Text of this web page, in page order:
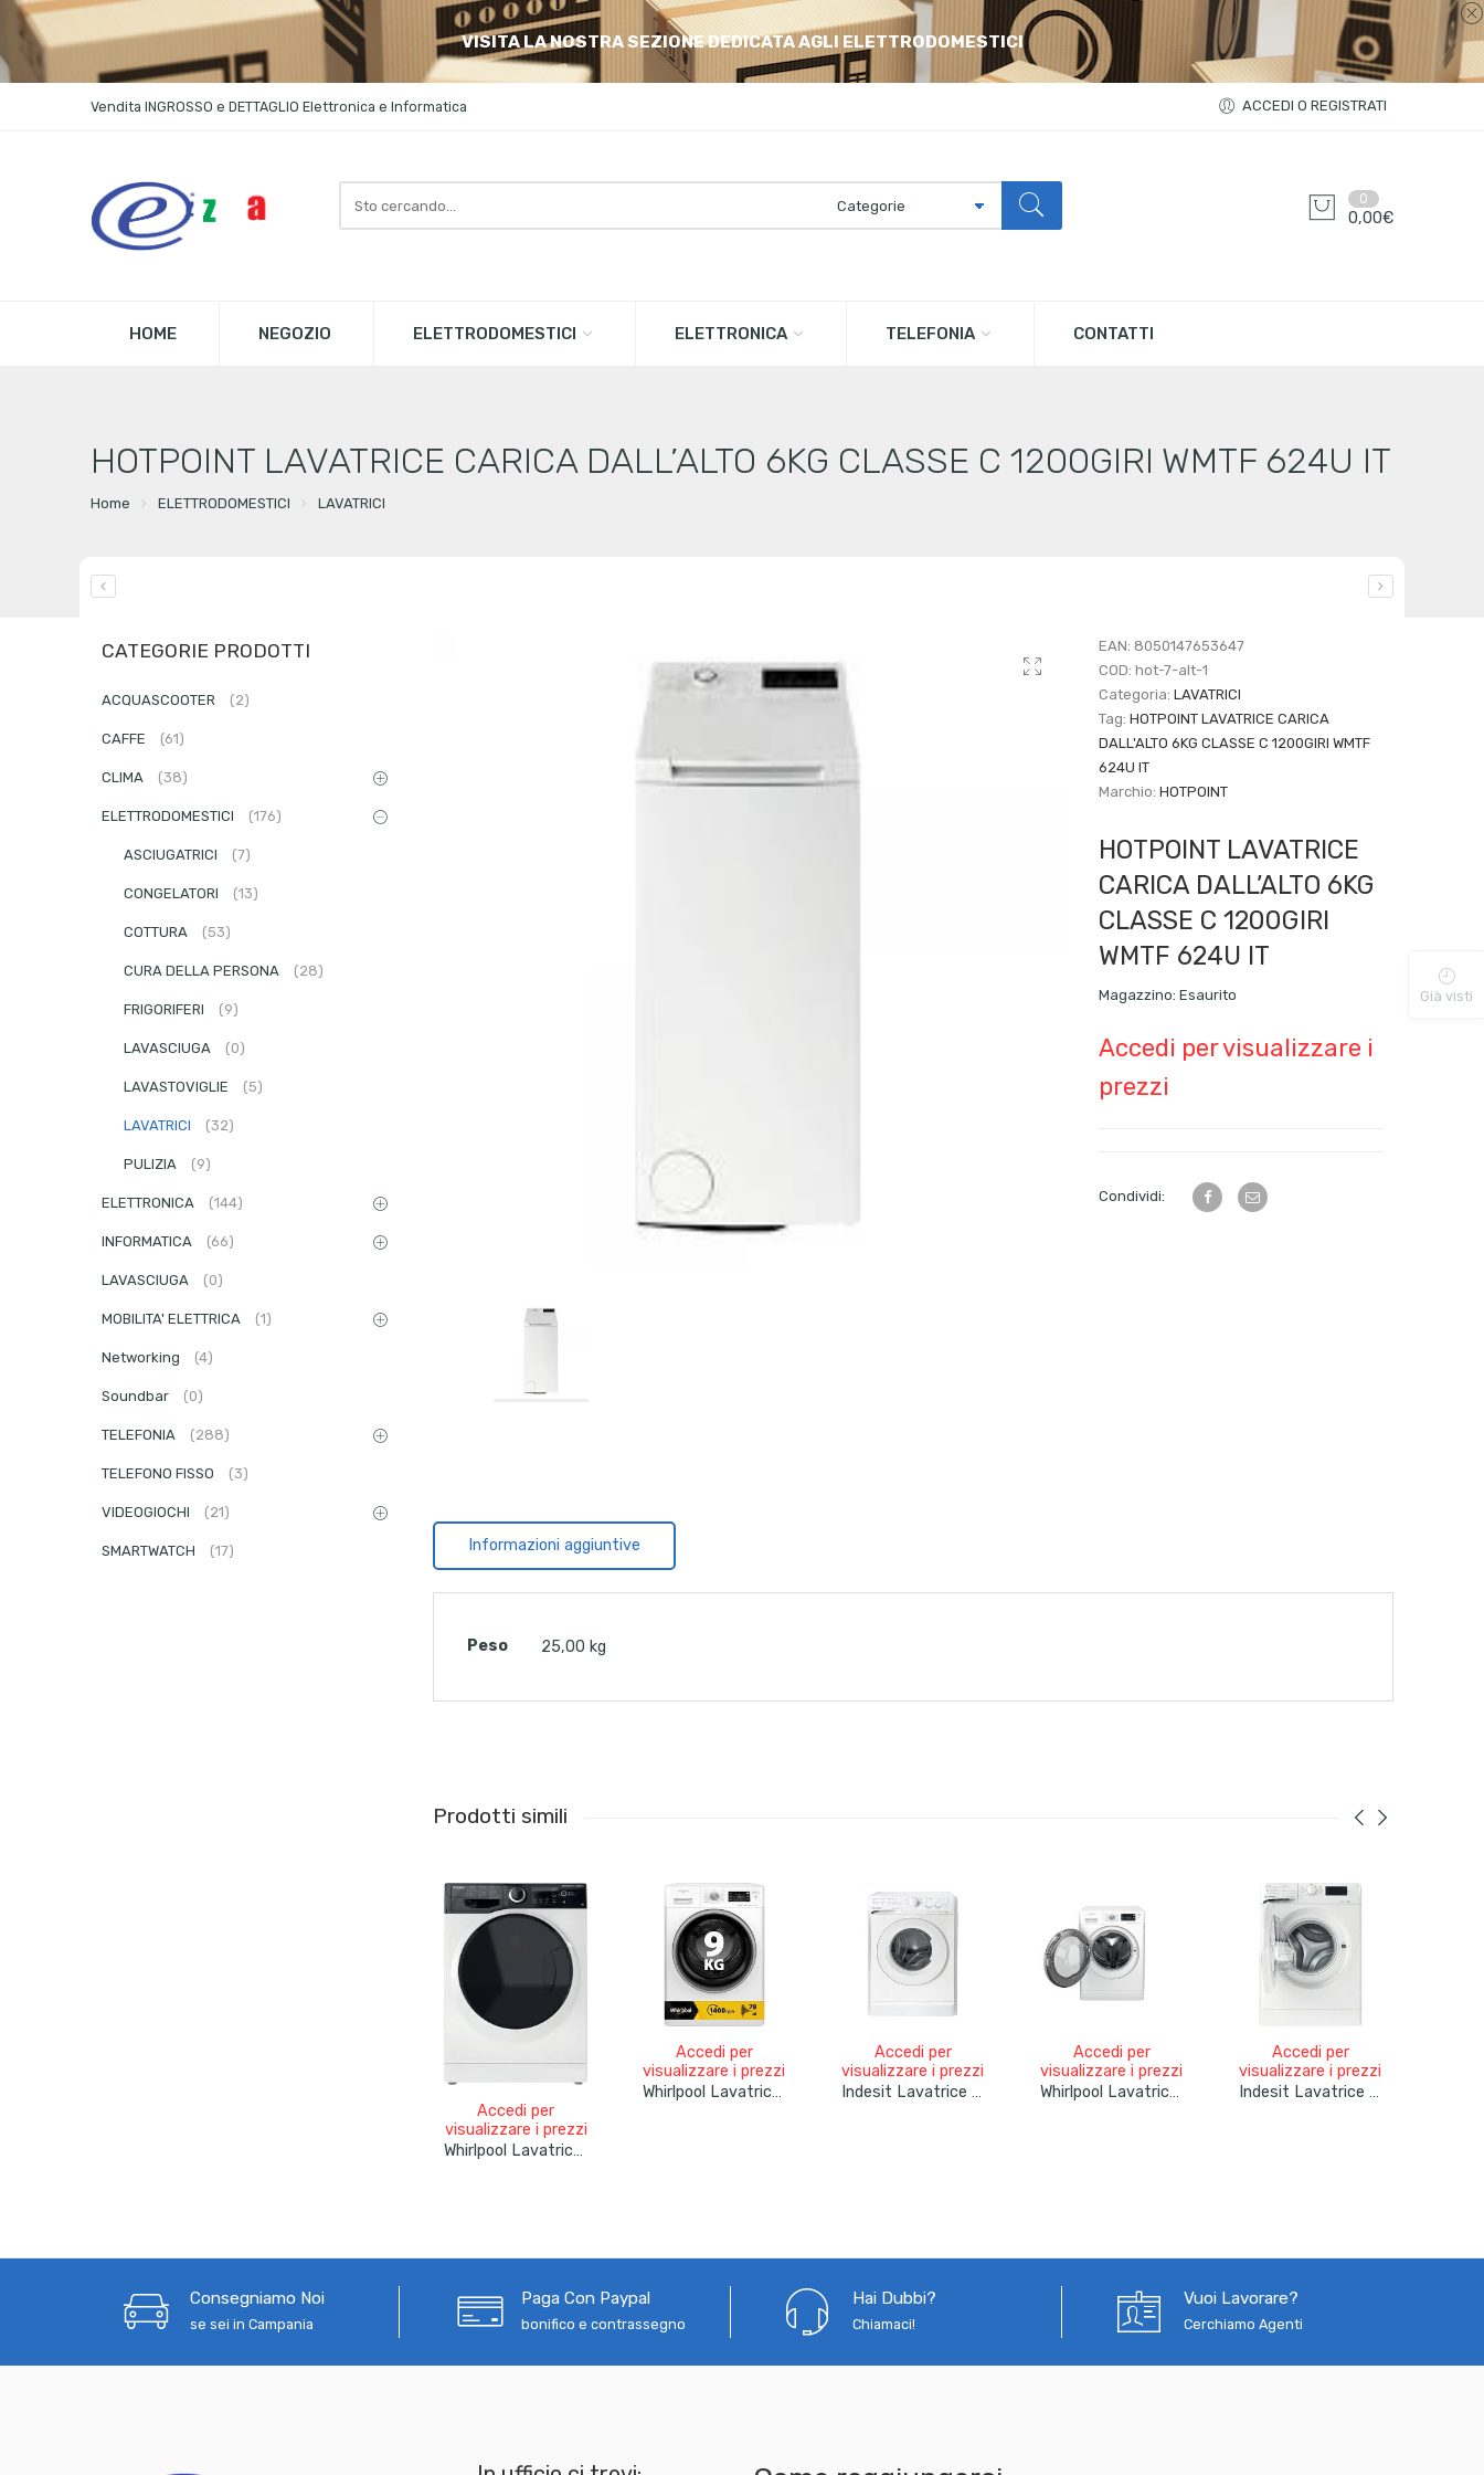
VISITA LA NOSTRA SEZIONE DEDICATA AGLI ELETTRODOMESTICI
Vendita INGROSSO e DETTAGLIO Elettronica e Informatica ACCEDI O REGISTRATI
here
0
0,00€
HOME NEGOZIO ELETTRODOMESTICI ELETTRONICA TELEFONIA CONTATTI
HOTPOINT LAVATRICE CARICA DALL’ALTO 6KG CLASSE C 1200GIRI WMTF 624U IT
Home ELETTRODOMESTICI LAVATRICI
EAN: 8050147653647
COD:hot-7-alt-1
Categoria:LAVATRICI
Tag:HOTPOINT LAVATRICE CARICA
DALL'ALTO 6KG CLASSE C 1200GIRI WMTF
624U IT
Marchio:HOTPOINT
HOTPOINT LAVATRICE
CARICA DALL’ALTO 6KG
CLASSE C 1200GIRI
WMTF 624U IT
Magazzino: Esaurito
Accedi per visualizzare i
prezzi
Condividi:
Informazioni aggiuntive
Peso 25,00 kg
Prodotti simili
Accedi per
visualizzare i prezzi
Accedi per
visualizzare i prezzi
Accedi per
visualizzare i prezzi
Accedi per
visualizzare i prezzi
Whirlpool Lavatrice 7kg Inverter Vapore 1400 Giri FFB 7469 SV IT
Accedi per
visualizzare i prezzi
CATEGORIE PRODOTTI
ACQUASCOOTER (2)
CAFFE (61)
CLIMA (38)
ELETTRODOMESTICI (176)
ASCIUGATRICI (7)
CONGELATORI (13)
COTTURA (53)
CURA DELLA PERSONA (28)
FRIGORIFERI (9)
LAVASCIUGA (0)
LAVASTOVIGLIE (5)
LAVATRICI (32)
PULIZIA (9)
ELETTRONICA (144)
INFORMATICA (66)
LAVASCIUGA (0)
MOBILITA' ELETTRICA (1)
Networking (4)
Soundbar (0)
TELEFONIA (288)
TELEFONO FISSO (3)
VIDEOGIOCHI (21)
SMARTWATCH (17)
Consegniamo Noi
se sei in Campania
Paga Con Paypal
bonifico e contrassegno
Hai Dubbi?
Chiamaci!
Vuoi Lavorare?
Cerchiamo Agenti
Già visti